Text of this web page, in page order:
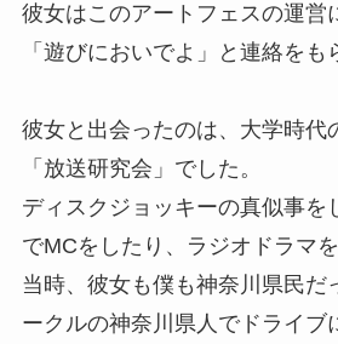
彼女はこのアートフェスの運営
「遊びにおいでよ」と連絡をも
彼女と出会ったのは、大学時代
「放送研究会」でした。
ディスクジョッキーの真似事を
でMCをしたり、ラジオドラマ
当時、彼女も僕も神奈川県民だ
ークルの神奈川県人でドライブ